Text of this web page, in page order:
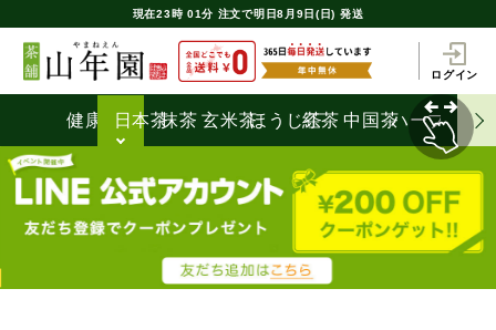
現在23時 01分 注文で明日8月9日(日) 発送
ログイン
健康茶日本茶抹茶 玄米茶ほうじ茶
紅茶 中国茶ハーブティ